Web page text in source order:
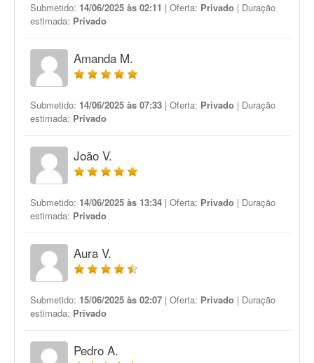
Submetido: 14/06/2025 às 02:11 | Oferta: Privado | Duração
estimada: Privado
Amanda M.
Submetido: 14/06/2025 às 07:33 | Oferta: Privado | Duração
estimada: Privado
João V.
Submetido: 14/06/2025 às 13:34 | Oferta: Privado | Duração
estimada: Privado
Aura V.
Submetido: 15/06/2025 às 02:07 | Oferta: Privado | Duração
estimada: Privado
Pedro A.